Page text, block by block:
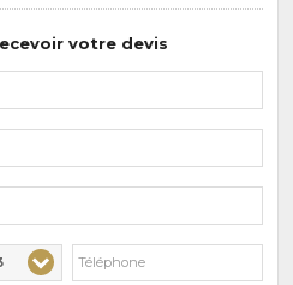
votre devis